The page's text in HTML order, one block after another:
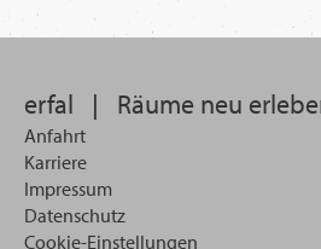
erfal | Räume neu
Anfahrt
Karriere
Impressum
Datenschutz
Cookie-Einstellungen